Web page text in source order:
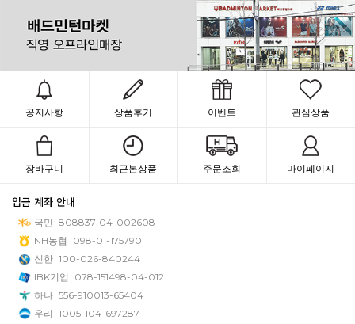
공지사항 상품후기 이벤트 관심상품
장바구니 최근본상품 주문조회 마이페이지
입금 계좌 안내
국민 808837-04-002608
NH농협
098-01-175790
신한 100-026-840244
IBK기업
078-151498-04-012
하나 556-910013-65404
우리 1005-104-697287